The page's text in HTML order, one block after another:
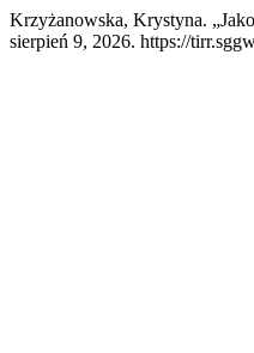
Krzyżanowska, Krystyna.
sierpień 9, 2026. https://